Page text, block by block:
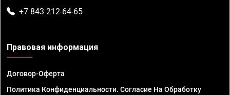
+7 843 212-64-65
Правовая информация
Договор-Оферта
Политика Конфиденциальности. Согласие На Обработку